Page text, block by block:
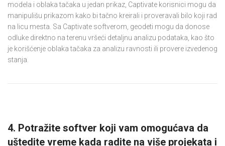
modela i oblaka tačaka u jedan prikaz, Captivate korisnici mogu da
manipulišu prikazom kako bi tačno kreirali i proveravali bilo koji rad
na licu mesta. Sa Captivate softverom, geodeti mogu da donose
odluke direktno na terenu vršeći detaljnu analizu podataka, kao što
je korišćenje oblaka tačaka za analizu ravnosti ili provere izvedenog
stanja.
4. Potražite softver koji vam omogućava da
uštedite vreme kada radite na više projekata i